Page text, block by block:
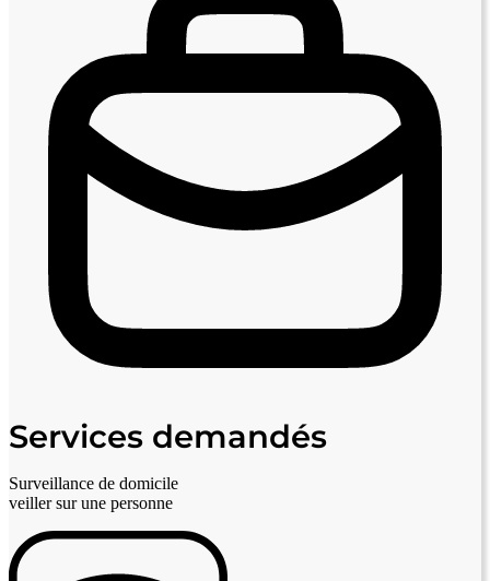
Services demandés
Surveillance de domicile
veiller sur une personne